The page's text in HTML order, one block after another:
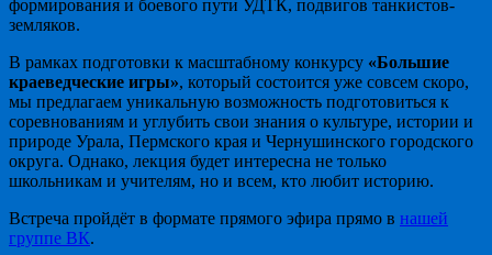
формирования и боевого пути УДТК, подвигов танкистов-
земляков.
В рамках подготовки к масштабному конкурсу «Большие
краеведческие игры», который состоится уже совсем скоро,
мы предлагаем уникальную возможность подготовиться к
соревнованиям и углубить свои знания о культуре, истории и
природе Урала, Пермского края и Чернушинского городского
округа. Однако, лекция будет интересна не только
школьникам и учителям, но и всем, кто любит историю.
Встреча пройдёт в формате прямого эфира прямо в нашей
группе ВК.